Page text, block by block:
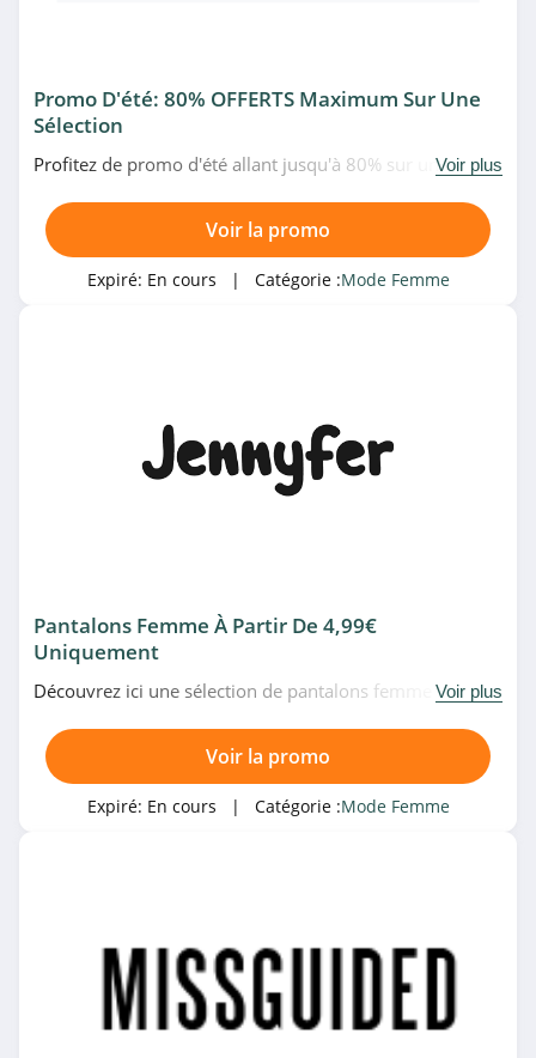
4.5
5.0
4.2
La Femme
Moderne
One Step
Promo D'été: 80% OFFERTS Maximum Sur Une
Sélection
Profitez de promo d'été allant jusqu'à 80% sur uneVoir plus
Voir la promo
Expiré: En cours | Catégorie :Mode Femme
Pantalons Femme À Partir De 4,99€
Uniquement
Découvrez ici une sélection de pantalons femme à partir
Voir plus
Voir la promo
Expiré: En cours | Catégorie :Mode Femme